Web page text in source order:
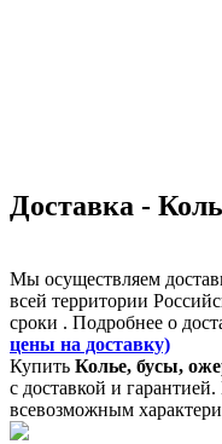
Доставка -
Мы осуществляем
всей территории
сроки . Подробнее о
цены на доставку)
Купить Колье, бусы,
с доставкой и
всевозможным